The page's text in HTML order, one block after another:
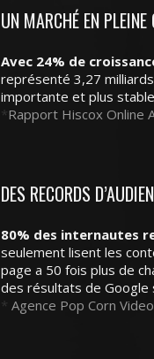
UN MARCHÉ EN PLEINE
Avec 24% de
représenté 3,27
importante et plus
*Rapport Hiscox Online
DES RECORDS
80% des internautes
seulement lisent les
page a 50 fois plus de
des résultats de Google
* Agence Pop Corn Video